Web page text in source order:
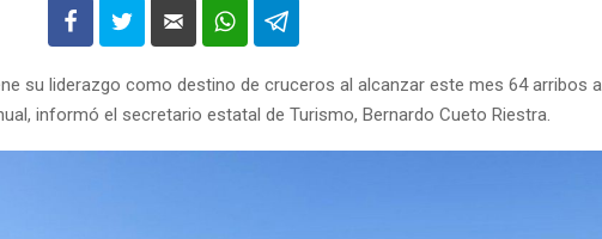
su liderazgo como destino de cruceros al alcanzar este mes 64 arribos a
informó el secretario estatal de Turismo, Bernardo Cueto Riestra.